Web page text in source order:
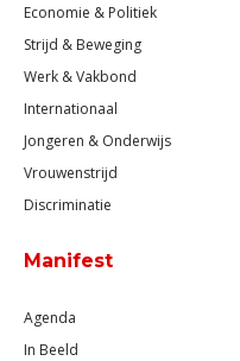
Economie & Politiek
Strijd & Beweging
Werk & Vakbond
Internationaal
Jongeren & Onderwijs
Vrouwenstrijd
Discriminatie
Manifest
Agenda
In Beeld